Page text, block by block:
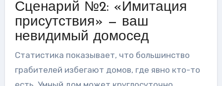
Сценарий №2: «Имитация
присутствия» — ваш
невидимый домосед
Статистика показывает, что большинство
грабителей избегают домов, где явно кто-то